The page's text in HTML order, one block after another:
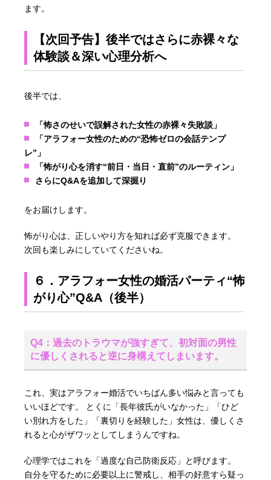
ます。
【次回予告】後半ではさらに赤裸々な
体験談＆深い心理分析へ
後半では、
「怖さのせいで誤解された女性の赤裸々失敗談」
「アラフォー女性のための“恐怖ゼロの会話テンプ
レ”」
「怖がり心を消す“前日・当日・直前”のルーティン」
さらにQ&Aを追加して深掘り
をお届けします。
怖がり心は、正しいやり方を知れば必ず克服できます。
次回も楽しみにしていてくださいね。
６．アラフォー女性の婚活パーティ“怖
がり心”Q&A（後半）
Q4：過去のトラウマが強すぎて、初対面の男性
に優しくされると逆に身構えてしまいます。
これ、実はアラフォー婚活でいちばん多い悩みと言っても
いいほどです。 とくに「長年彼氏がいなかった」「ひど
い別れ方をした」「裏切りを経験した」女性は、優しくさ
れると心がザワッとしてしまうんですね。
心理学ではこれを「過度な自己防衛反応」と呼びます。
自分を守るために必要以上に警戒し、相手の好意すら疑っ